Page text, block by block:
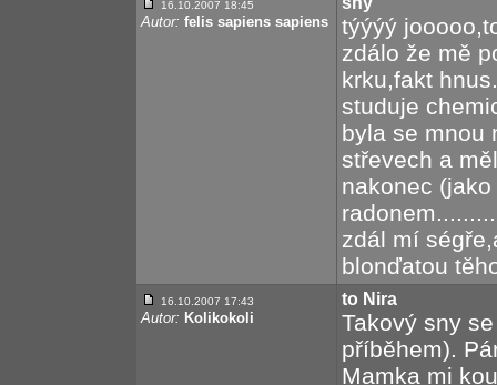
16.10.2007 18:45
Autor: felis sapiens sapiens
týýýý
zdálo že mě
krku,fakt
studuje
byla se mnou
střevech a
nakonec
zdál mí
blonďatou
16.10.2007 17:43
Autor: Kolikokoli
to Nira
Takový sny
příběhem).
Mamka mi